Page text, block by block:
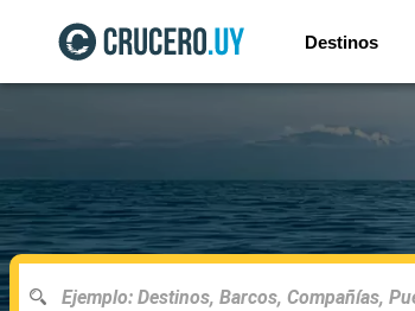
Destinos